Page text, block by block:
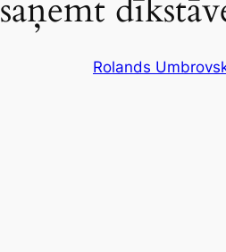
saņemt
Rolands